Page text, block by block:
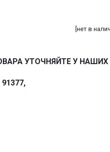
[нет в
УТОЧНЯЙТЕ У НАШИХ